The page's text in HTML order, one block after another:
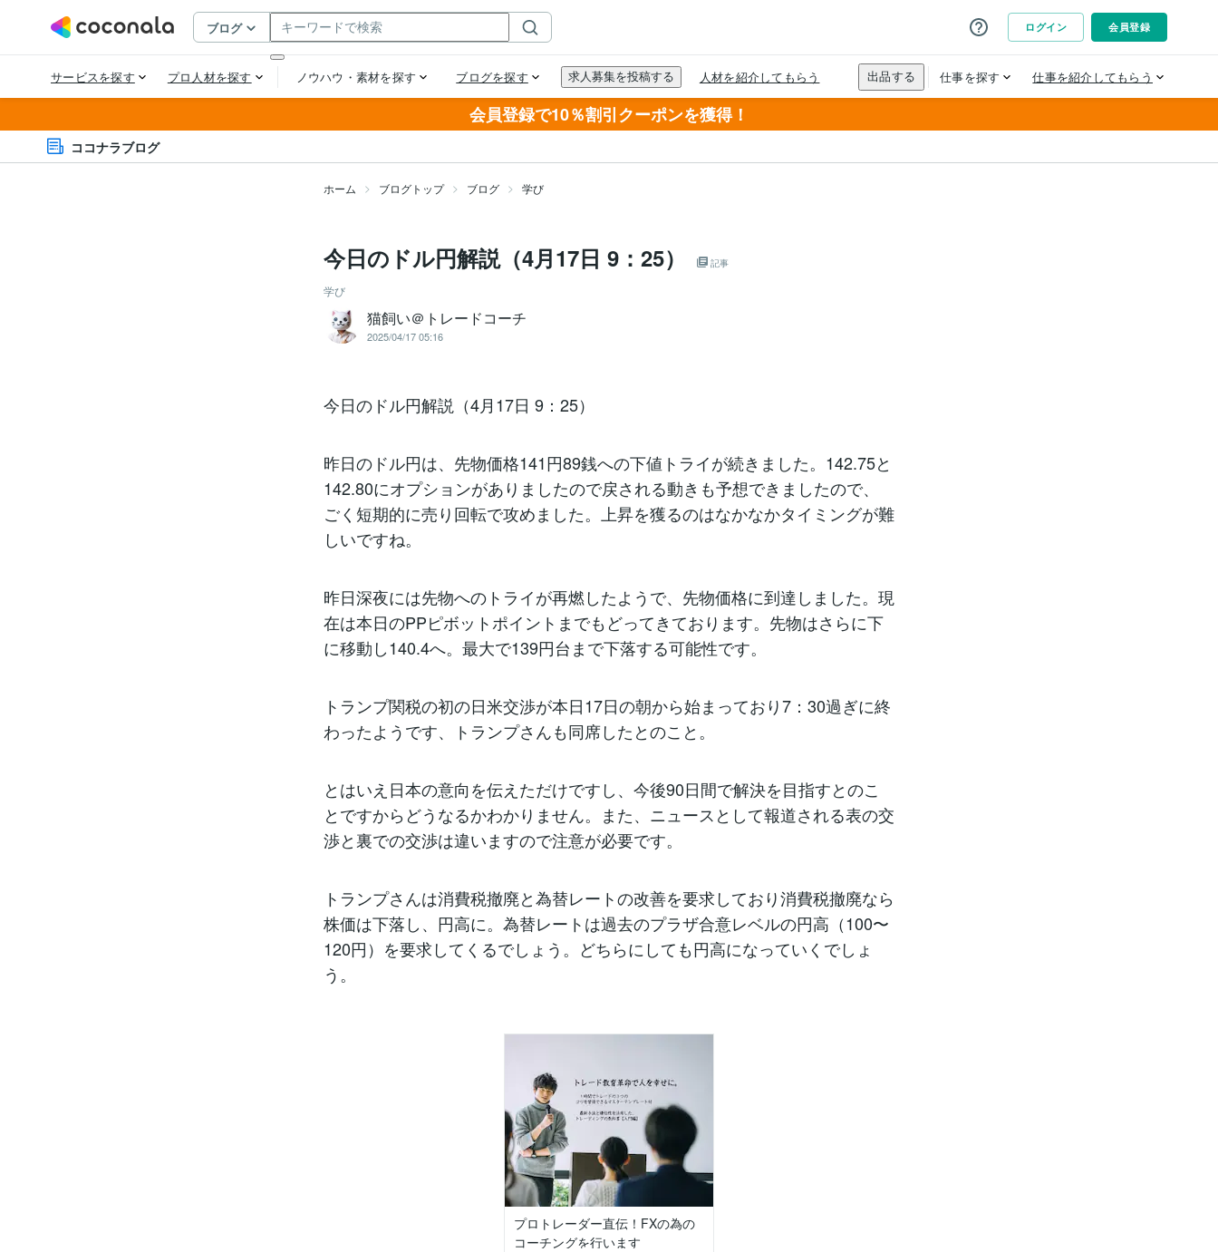
会員登録で10％割引クーポンを獲得！
ココナラブログ
ホーム ブログトップ ブログ 学び
今日のドル円解説（4月17日 9：25） 記事
学び
猫飼い＠トレードコーチ
2025/04/17 05:16
今日のドル円解説（4月17日 9：25）
昨日のドル円は、先物価格141円89銭への下値トライが続きました。142.75と
142.80にオプションがありましたので戻される動きも予想できましたので、
ごく短期的に売り回転で攻めました。上昇を獲るのはなかなかタイミングが難
しいですね。
昨日深夜には先物へのトライが再燃したようで、先物価格に到達しました。現
在は本日のPPピボットポイントまでもどってきております。先物はさらに下
に移動し140.4へ。最大で139円台まで下落する可能性です。
トランプ関税の初の日米交渉が本日17日の朝から始まっており7：30過ぎに終
わったようです、トランプさんも同席したとのこと。
とはいえ日本の意向を伝えただけですし、今後90日間で解決を目指すとのこ
とですからどうなるかわかりません。また、ニュースとして報道される表の交
渉と裏での交渉は違いますので注意が必要です。
トランプさんは消費税撤廃と為替レートの改善を要求しており消費税撤廃なら
株価は下落し、円高に。為替レートは過去のプラザ合意レベルの円高（100〜
120円）を要求してくるでしょう。どちらにしても円高になっていくでしょ
う。
プロトレーダー直伝！FXの為の
コーチングを行います